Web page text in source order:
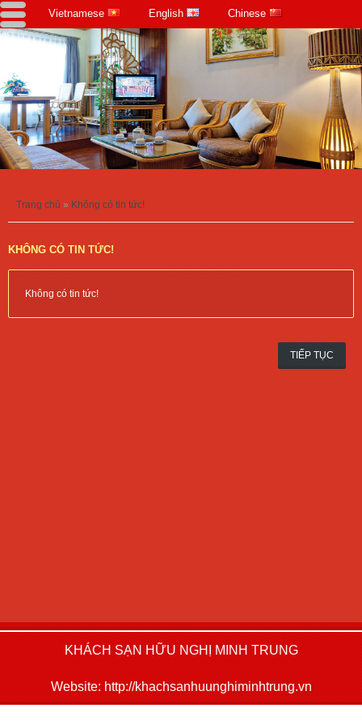
Vietnamese English Chinese
Trang chủ » Không có tin tức!
KHÔNG CÓ TIN TỨC!
Không có tin tức!
TIẾP TỤC
KHÁCH SẠN HỮU NGHỊ MINH TRUNG
Website: http://khachsanhuunghiminhtrung.vn